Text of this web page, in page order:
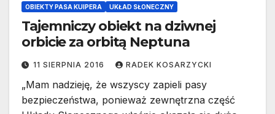
OBIEKTY PASA KUIPERA UKŁAD SŁONECZNY
Tajemniczy obiekt na dziwnej
orbicie za orbitą Neptuna
11 SIERPNIA 2016 RADEK KOSARZYCKI
„Mam nadzieję, że wszyscy zapieli pasy
bezpieczeństwa, ponieważ zewnętrzna część